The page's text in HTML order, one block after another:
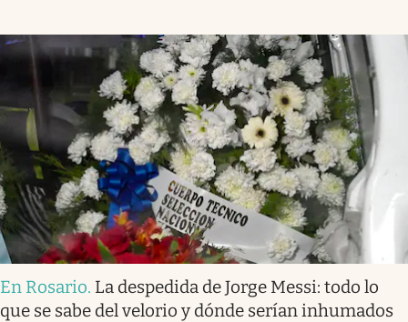
En Rosario. La despedida de Jorge Messi: todo lo
que se sabe del velorio y dónde serían inhumados